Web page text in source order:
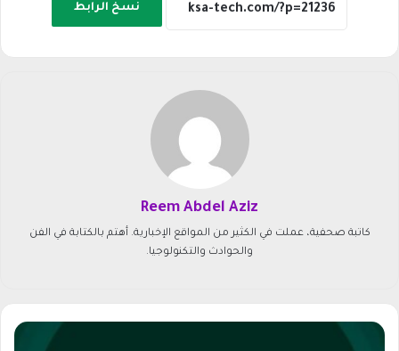
نسخ الرابط
Reem Abdel Aziz
كاتبة صحفية، عملت في الكثير من المواقع الإخبارية. أهتم بالكتابة في الفن
والحوادث والتكنولوجيا.
ت